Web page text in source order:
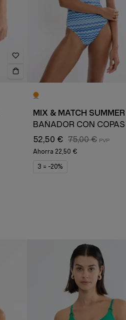
MIX & MATCH SUMMER
52,50 € 75,00 €
Ahorra 22,50 €
3 = -20%